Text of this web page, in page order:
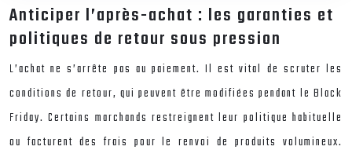
Anticiper l’après-achat : les garanties et
politiques de retour sous pression
L’achat ne s’arrête pas au paiement. Il est vital de scruter les
conditions de retour, qui peuvent être modifiées pendant le Black
Friday. Certains marchands restreignent leur politique habituelle
ou facturent des frais pour le renvoi de produits volumineux.